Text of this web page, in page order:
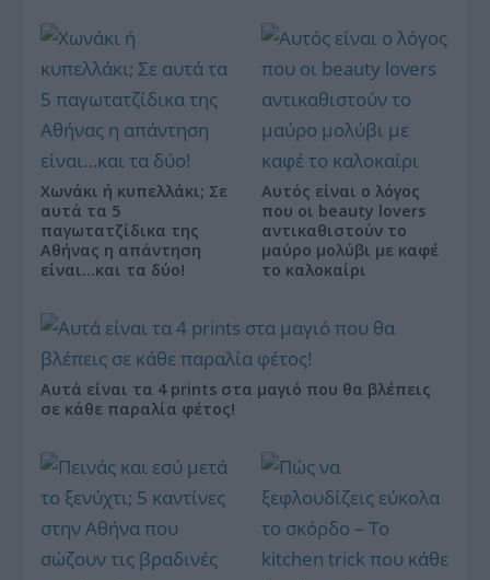
Χωνάκι ή κυπελλάκι; Σε
αυτά τα 5
παγωτατζίδικα της
Αθήνας η απάντηση
είναι…και τα δύο!
Αυτός είναι ο λόγος
που οι beauty lovers
αντικαθιστούν το
μαύρο μολύβι με καφέ
το καλοκαίρι
Αυτά είναι τα 4 prints στα μαγιό που θα βλέπεις
σε κάθε παραλία φέτος!